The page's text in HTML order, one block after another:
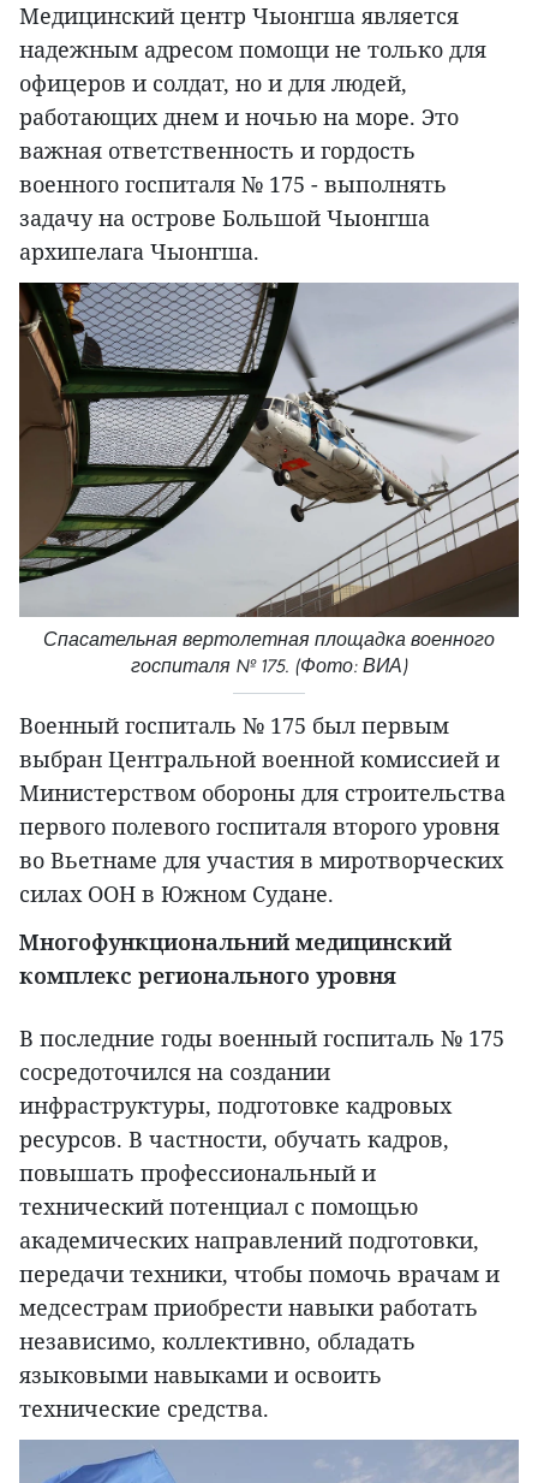
Медицинский центр Чыонгша является
надежным адресом помощи не только для
офицеров и солдат, но и для людей,
работающих днем и ночью на море. Это
важная ответственность и гордость
военного госпиталя № 175 - выполнять
задачу на острове Большой Чыонгша
архипелага Чыонгша.
Спасательная вертолетная площадка военного
госпиталя № 175. (Фото: ВИА)
Военный госпиталь № 175 был первым
выбран Центральной военной комиссией и
Министерством обороны для строительства
первого полевого госпиталя второго уровня
во Вьетнаме для участия в миротворческих
силах ООН в Южном Судане.
Многофункциональний медицинский
комплекс регионального уровня
В последние годы военный госпиталь № 175
сосредоточился на создании
инфраструктуры, подготовке кадровых
ресурсов. В частности, обучать кадров,
повышать профессиональный и
технический потенциал с помощью
академических направлений подготовки,
передачи техники, чтобы помочь врачам и
медсестрам приобрести навыки работать
независимо, коллективно, обладать
языковыми навыками и освоить
технические средства.